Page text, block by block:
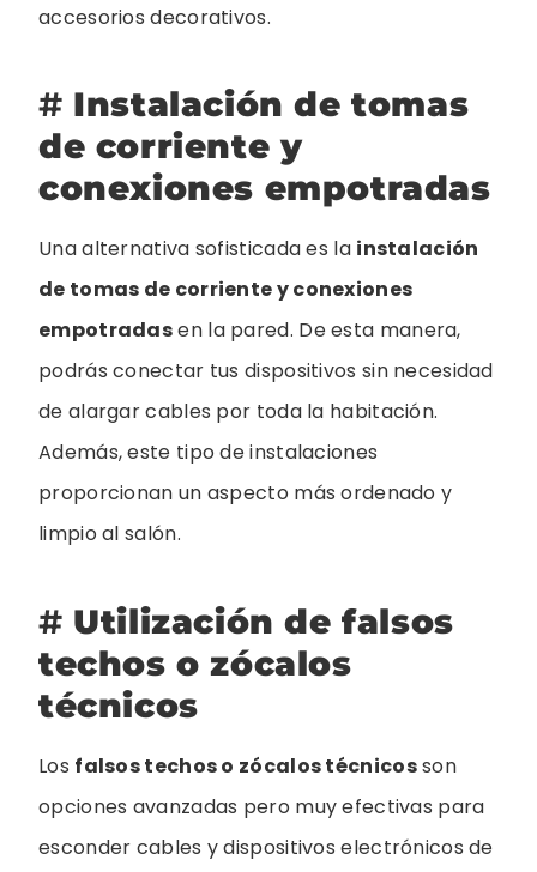
accesorios decorativos.
# Instalación de tomas
de corriente y
conexiones empotradas
Una alternativa sofisticada es la instalación
de tomas de corriente y conexiones
empotradasen la pared. De esta manera,
podrás conectar tus dispositivos sin necesidad
de alargar cables por toda la habitación.
Además, este tipo de instalaciones
proporcionan un aspecto más ordenado y
limpio al salón.
# Utilización de falsos
techos o zócalos
técnicos
Los falsos techos o zócalos técnicosson
opciones avanzadas pero muy efectivas para
esconder cables y dispositivos electrónicos de